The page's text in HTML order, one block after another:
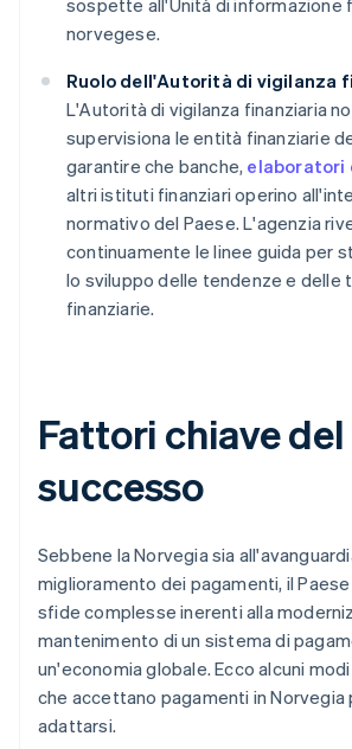
sospette all'Unità di informazione
norvegese.
Ruolo dell'Autorità di vigilanza
L'Autorità di vigilanza finanziaria
supervisiona le entità finanziarie
garantire che banche, elaboratori
altri istituti finanziari operino
normativo del Paese. L'agenzia
continuamente le linee guida per
lo sviluppo delle tendenze e delle
finanziarie.
Fattori chiave del
successo
Sebbene la Norvegia sia
miglioramento dei pagamenti, il
sfide complesse inerenti alla
mantenimento di un sistema di
un'economia globale. Ecco alcuni
che accettano pagamenti in Norvegia
adattarsi.